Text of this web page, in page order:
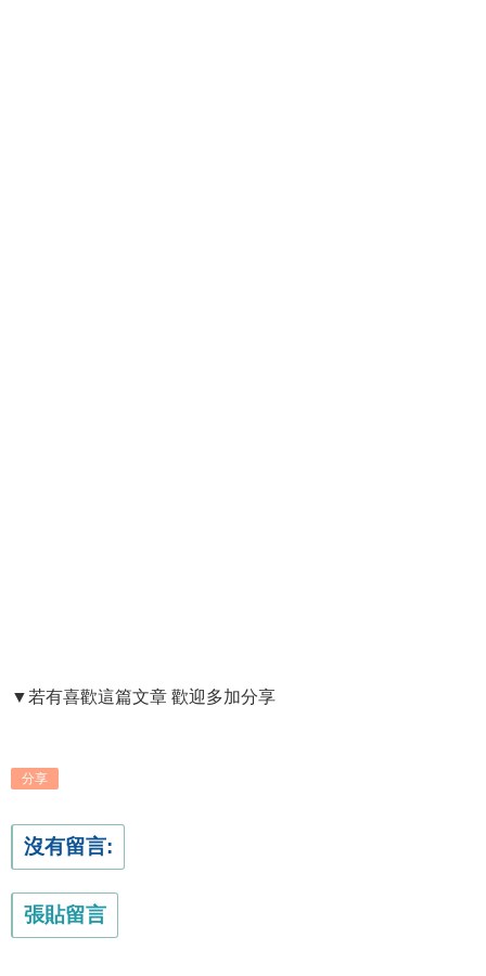
▼若有喜歡這篇文章 歡迎多加分享
分享
沒有留言:
張貼留言